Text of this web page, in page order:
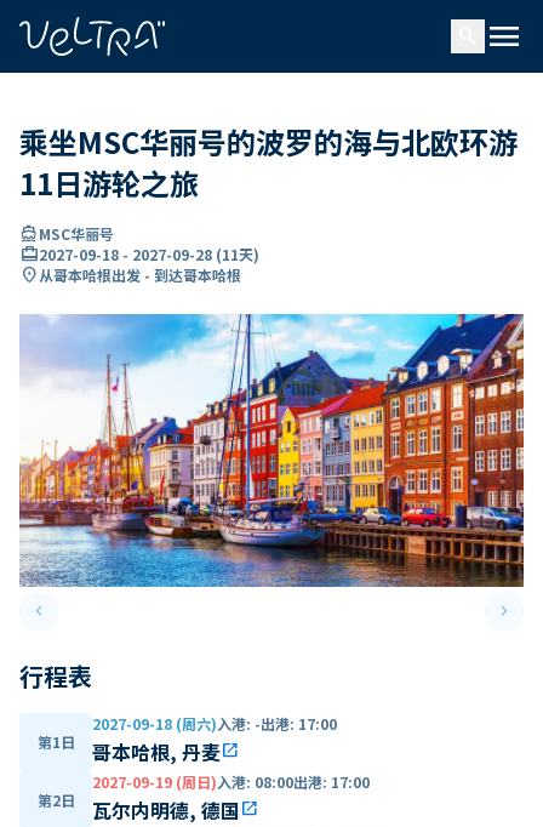
menu
乘坐MSC华丽号的波罗的海与北欧环游
11日游轮之旅
directions_boatMSC华丽号
card_travel2027-09-18 - 2027-09-28 (11天)
location_on从哥本哈根出发 - 到达哥本哈根
keyboard_arrow_leftPrevious slide keyboard_arrow_right
行程表
第1日
2027-09-18 (周六)入港: -出港: 17:00
哥本哈根, 丹麦open_in_new
第2日
2027-09-19 (周日)入港: 08:00出港: 17:00
瓦尔内明德, 德国open_in_new